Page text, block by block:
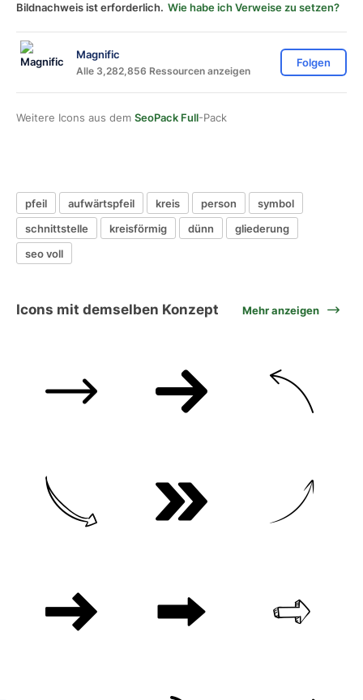
Bildnachweis ist erforderlich. Wie habe ich Verweise zu setzen?
Magnific
Alle 3,282,856 Ressourcen anzeigen
Folgen
Weitere Icons aus dem SeoPack Full-Pack
pfeil aufwärtspfeil kreis person
symbol
schnittstelle
kreisförmig dünn
gliederung
seo voll
Icons mit demselben Konzept Mehr anzeigen